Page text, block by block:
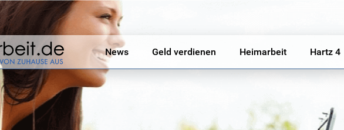
News Geld verdienen Heimarbeit Hartz 4